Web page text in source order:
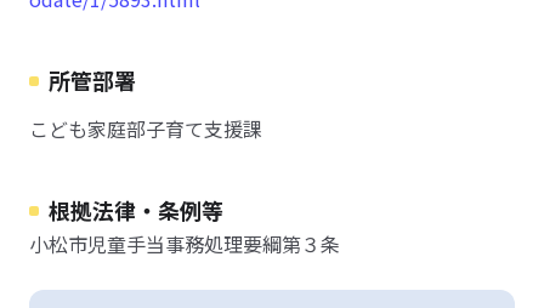
所管部署
こども家庭部子育て支援課
根拠法律・条例等
小松市児童手当事務処理要綱第３条